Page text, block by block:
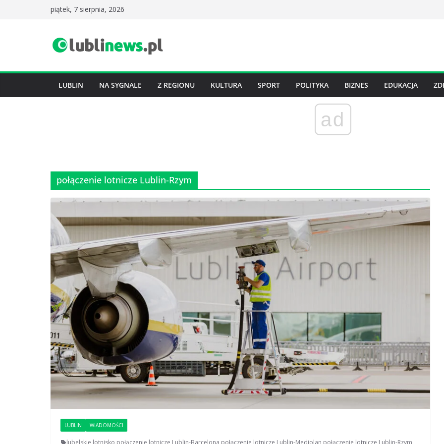
piątek, 7 sierpnia, 2026
LUBLIN NA SYGNALE Z REGIONU KULTURA SPORT POLITYKA BIZNES EDUKACJA
ad
połączenie lotnicze Lublin-Rzym
LUBLIN WIADOMOŚCI